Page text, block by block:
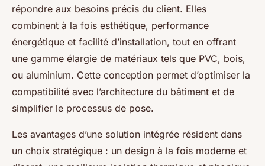
répondre aux besoins précis du client. Elles
combinent à la fois esthétique, performance
énergétique et facilité d’installation, tout en offrant
une gamme élargie de matériaux tels que PVC, bois,
ou aluminium. Cette conception permet d’optimiser la
compatibilité avec l’architecture du bâtiment et de
simplifier le processus de pose.
Les avantages d’une solution intégrée résident dans
un choix stratégique : un design à la fois moderne et